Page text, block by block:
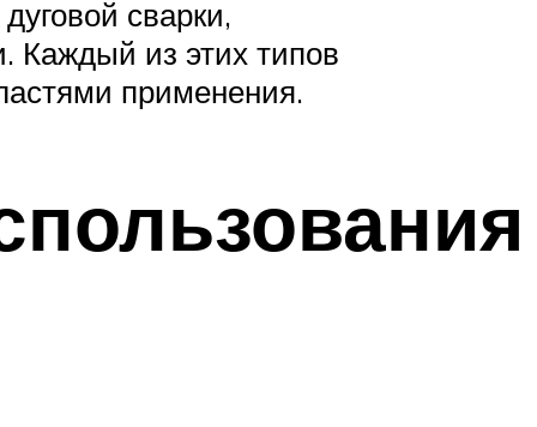
сварки,
Каждый из этих типов
применения.